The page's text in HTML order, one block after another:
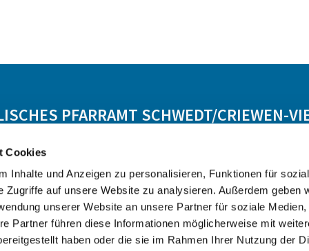
Cookies
Inhalte und Anzeigen zu personalisieren, Funktionen für
Zugriffe auf unsere Website zu analysieren. Außerdem geben
unserer Website an unsere Partner für soziale Medien,
Partner führen diese Informationen möglicherweise mit
haben oder die sie im Rahmen Ihrer Nutzung der
PFARRAMT SCHWEDT/CRIEWEN-
Lebensbegleitung